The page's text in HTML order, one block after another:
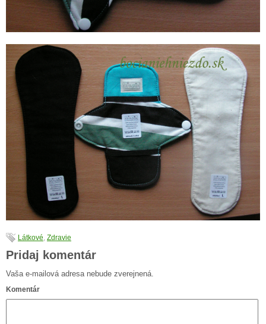
Látkové, Zdravie
Pridaj komentár
Vaša e-mailová adresa nebude zverejnená.
Komentár